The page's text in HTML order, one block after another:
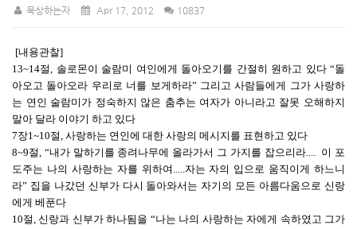
묵상하는자 Apr 17, 2012 10837
[내용관찰]
13~14절, 솔로몬이 술람미 여인에게 돌아오기를 간절히 원하고 있다 “돌
아오고 돌아오라 우리로 너를 보게하라” 그리고 사람들에게 그가 사랑하
는 연인 술람미가 정숙하지 않은 춤추는 여자가 아니라고 잘못 오해하지
말아 달라 이야기 하고 있다
7장1~10절, 사랑하는 연인에 대한 사랑의 메시지를 표현하고 있다
8~9절, “내가 말하기를 종려나무에 올라가서 그 가지를 잡으리라.... 이 포
도주는 나의 사랑하는 자를 위하여.....자는 자의 입으로 움직이게 하느니
라” 집을 나갔던 신부가 다시 돌아와서는 자기의 모든 아름다움으로 신랑
에게 베푼다
10절, 신랑과 신부가 하나됨을 “나는 나의 사랑하는 자에게 속하였고 그가